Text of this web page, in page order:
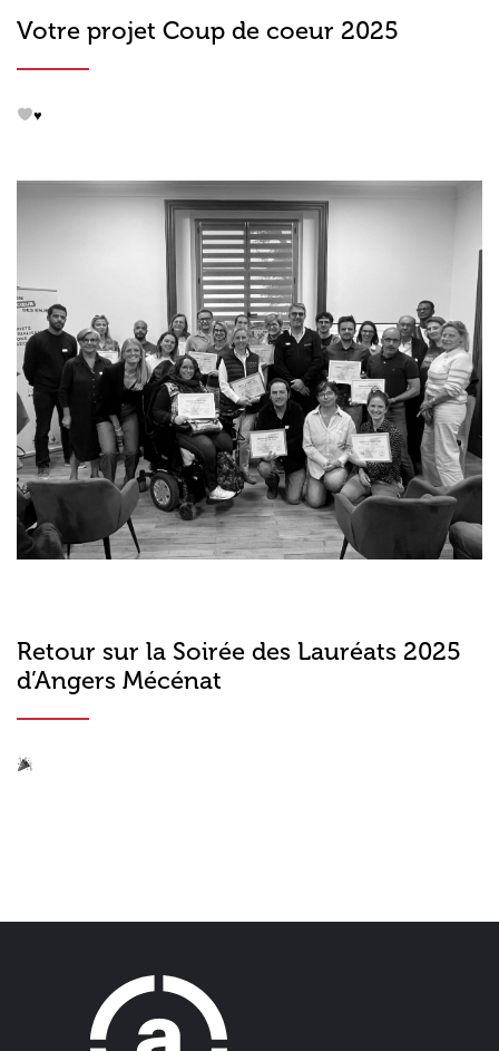
Votre projet Coup de coeur 2025
♥️
Retour sur la Soirée des Lauréats 2025
d’Angers Mécénat